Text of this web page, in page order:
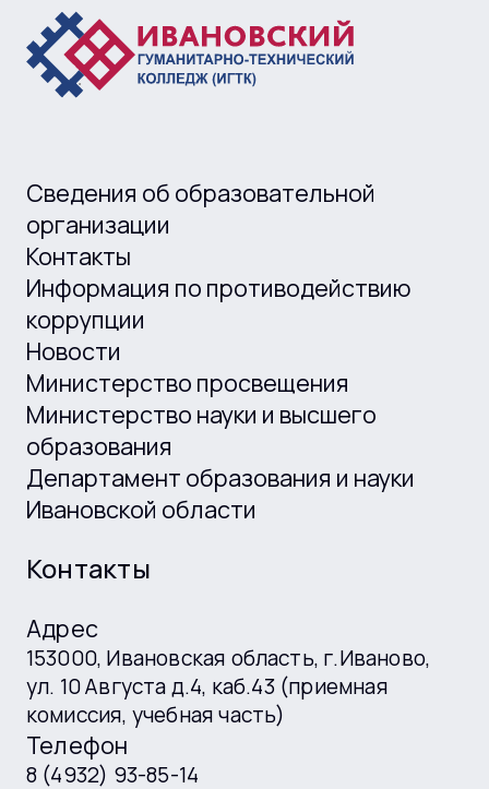
Сведения об образовательной
организации
Контакты
Информация по противодействию
коррупции
Новости
Министерство просвещения
Министерство науки и высшего
образования
Департамент образования и науки
Ивановской области
Контакты
Адрес
153000, Ивановская область, г.Иваново,
ул. 10 Августа д.4, каб.43 (приемная
комиссия, учебная часть)
Телефон
8 (4932) 93-85-14